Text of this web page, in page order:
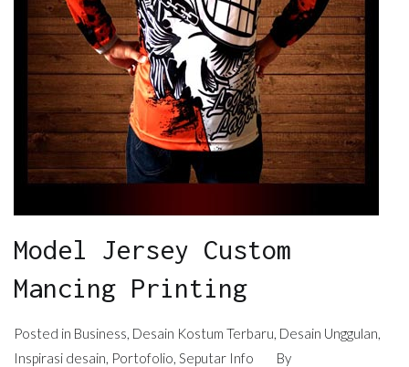
Model Jersey Custom
Mancing Printing
Posted in Business, Desain Kostum Terbaru, Desain Unggulan,
Inspirasi desain, Portofolio, Seputar Info
By